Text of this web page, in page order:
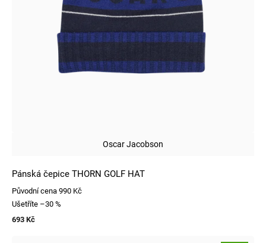
Oscar Jacobson
Pánská čepice THORN GOLF HAT
Původní cena 990 Kč
Ušetříte –30 %
693 Kč